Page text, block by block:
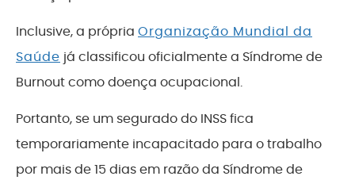
Inclusive, a própria Organização Mundial da
Saúde já classificou oficialmente a Síndrome de
Burnout como doença ocupacional.
Portanto, se um segurado do INSS fica
temporariamente incapacitado para o trabalho
por mais de 15 dias em razão da Síndrome de